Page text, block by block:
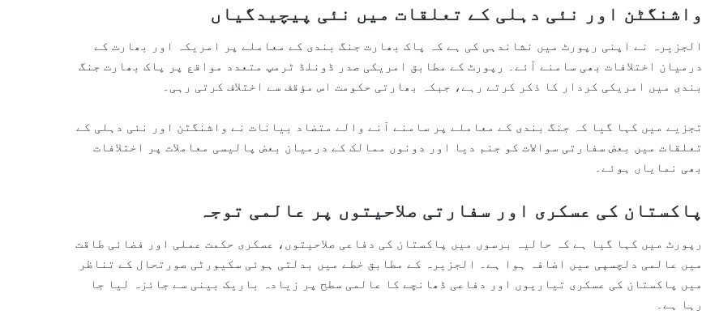
واشنگٹن اور نئی دہلی کے تعلقات میں نئی پیچیدگیاں
الجزیرہ نے اپنی رپورٹ میں نشاندہی کی ہے کہ پاک بھارت جنگ بندی کے معاملے پر امریکہ اور بھارت کے
درمیان اختلافات بھی سامنے آئے۔ رپورٹ کے مطابق امریکی صدر ڈونلڈ ٹرمپ متعدد مواقع پر پاک بھارت جنگ
بندی میں امریکی کردار کا ذکر کرتے رہے، جبکہ بھارتی حکومت اس مؤقف سے اختلاف کرتی رہی۔
تجزیے میں کہا گیا کہ جنگ بندی کے معاملے پر سامنے آنے والے متضاد بیانات نے واشنگٹن اور نئی دہلی کے
تعلقات میں بعض سفارتی سوالات کو جنم دیا اور دونوں ممالک کے درمیان بعض پالیسی معاملات پر اختلافات
بھی نمایاں ہوئے۔
پاکستان کی عسکری اور سفارتی صلاحیتوں پر عالمی توجہ
رپورٹ میں کہا گیا ہے کہ حالیہ برسوں میں پاکستان کی دفاعی صلاحیتوں، عسکری حکمت عملی اور فضائی طاقت
میں عالمی دلچسپی میں اضافہ ہوا ہے۔ الجزیرہ کے مطابق خطے میں بدلتی ہوئی سکیورٹی صورتحال کے تناظر
میں پاکستان کی عسکری تیاریوں اور دفاعی ڈھانچے کا عالمی سطح پر زیادہ باریک بینی سے جائزہ لیا جا
رہا ہے۔